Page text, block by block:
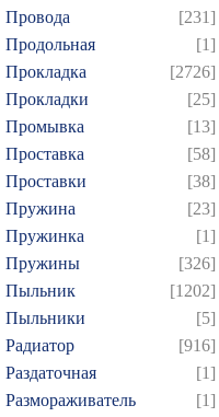
Провода
[231]
Продольная
[1]
Прокладка
[2726]
Прокладки
[25]
Промывка
[13]
Проставка
[58]
Проставки
[38]
Пружина
[23]
Пружинка
[1]
Пружины
[326]
Пыльник
[1202]
Пыльники
[5]
Радиатор
[916]
Раздаточная
[1]
Размораживатель
[1]